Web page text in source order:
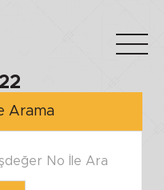
e-katalog
Numara ile Arama
No İle Ara